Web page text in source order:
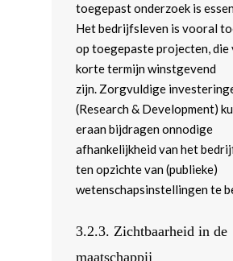
toegepast onderzoek is
Het bedrijfsleven is vooral
op toegepaste projecten, die
korte termijn winstgevend
zijn. Zorgvuldige
(Research & Development)
eraan bijdragen onnodige
afhankelijkheid van het
ten opzichte van (publieke)
wetenschapsinstellingen te
3.2.3. Zichtbaarheid in de
maatschappij